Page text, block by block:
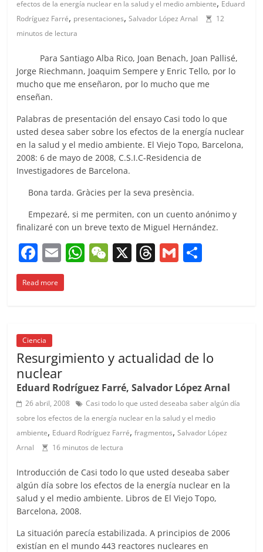
efectos de la energía nuclear en la salud y el medio ambiente, Eduard
Rodríguez Farré, presentaciones,Salvador López Arnal
12
minutos de lectura
Para Santiago Alba Rico, Joan Benach, Joan Pallisé,
Jorge Riechmann, Joaquim Sempere y Enric Tello, por lo
mucho que me enseñaron, por lo mucho que me
enseñan.
Palabras de presentación del ensayo Casi todo lo que
usted desea saber sobre los efectos de la energía nuclear
en la salud y el medio ambiente. El Viejo Topo, Barcelona,
2008: 6 de mayo de 2008, C.S.I.C-Residencia de
Investigadores de Barcelona.
Bona tarda. Gràcies per la seva presència.
Empezaré, si me permiten, con un cuento anónimo y
finalizaré con un breve texto de Miguel Hernández.
F
a
c
b
o
o
k
E
m
ai
W
h
p
W
e
X T
h
s
G
m
tir
Read more
Ciencia
Resurgimiento y actualidad de lo
nuclear
Eduard Rodríguez Farré, Salvador López Arnal
26 abril, 2008
Casi todo lo que usted deseaba saber algún día
sobre los efectos de la energía nuclear en la salud y el medio
ambiente, Eduard Rodríguez Farré,fragmentos,Salvador López
Arnal
16 minutos de lectura
Introducción de Casi todo lo que usted deseaba saber
algún día sobre los efectos de la energía nuclear en la
salud y el medio ambiente. Libros de El Viejo Topo,
Barcelona, 2008.
La situación parecía estabilizada. A principios de 2006
existían en el mundo 443 reactores nucleares en